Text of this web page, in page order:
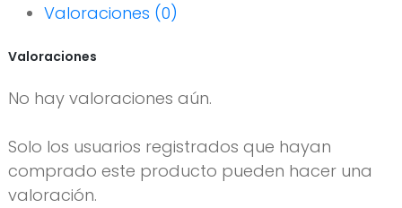
Valoraciones (0)
Valoraciones
No hay valoraciones aún.
Solo los usuarios registrados que hayan
comprado este producto pueden hacer una
valoración.